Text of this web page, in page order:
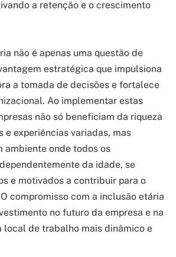
a retenção e o crescimento
não é apenas uma questão de
estratégica que impulsiona
a tomada de decisões e fortalece
Ao implementar estas
não só beneficiam da riqueza
e experiências variadas, mas
ambiente onde todos os
da idade, se
e motivados a contribuir para o
compromisso com a inclusão etária
no futuro da empresa e na
local de trabalho mais dinâmico e